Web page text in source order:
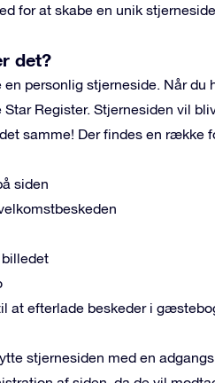
for at skabe en unik
det?
en personlig stjerneside. Når
Star Register. Stjernesiden vil
samme! Der findes en række
siden
at efterlade beskeder i
stjernesiden med en